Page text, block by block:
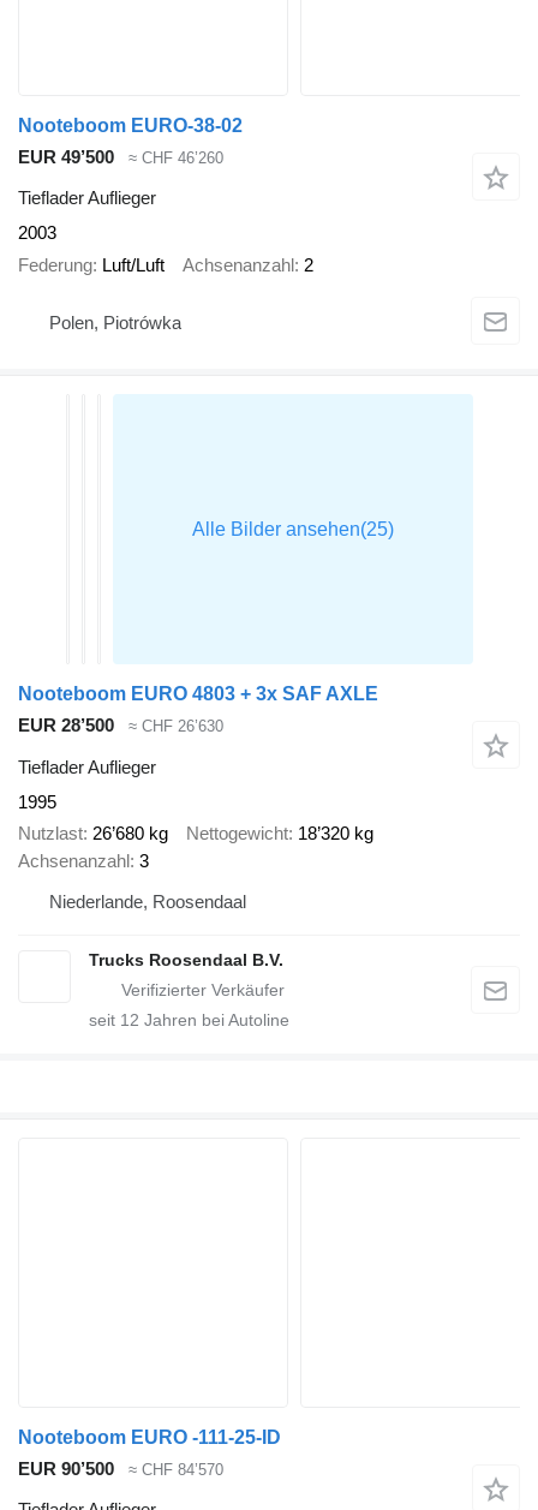
Nooteboom EURO-38-02
EUR 49’500
≈ CHF 46’260
Tieflader Auflieger
2003
Federung Luft/Luft Achsenanzahl 2
Polen, Piotrówka
Nooteboom EURO 4803 + 3x SAF AXLE
EUR 28’500
≈ CHF 26’630
Tieflader Auflieger
1995
Nutzlast 26’680 kg Nettogewicht 18’320 kg
Achsenanzahl 3
Niederlande, Roosendaal
Trucks Roosendaal B.V.
seit 12 Jahren bei Autoline
Nooteboom EURO -111-25-ID
EUR 90’500
≈ CHF 84’570